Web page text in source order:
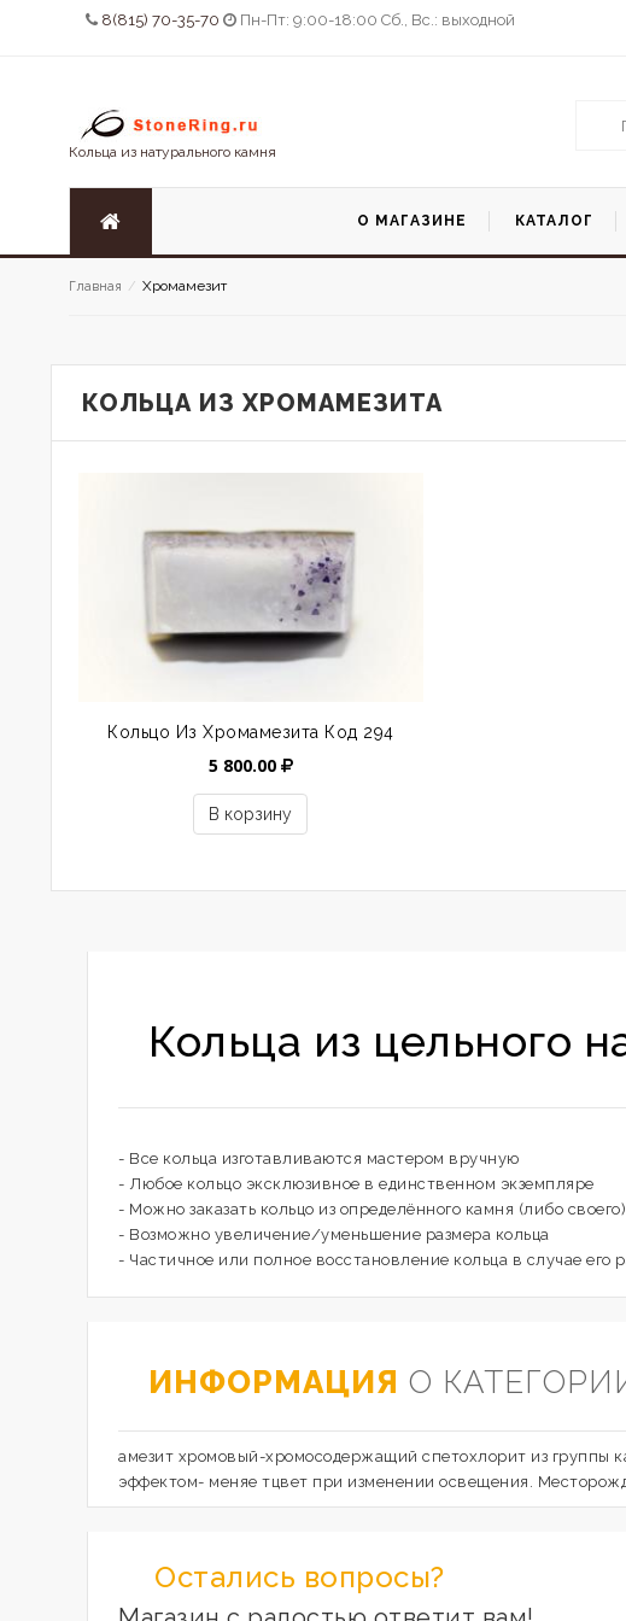
8(815) 70-35-70 Пн-Пт: 9:00-18:00 Сб., Вс.: выходной
Кольца из натурального камня
О МАГАЗИНЕ КАТАЛОГ
Главная / Хромамезит
КОЛЬЦА ИЗ ХРОМАМЕЗИТА
Кольцо Из Хромамезита Код 294
5 800.00
В корзину
Кольца из цельного
- Все кольца изготавливаются мастером вручную
- Любое кольцо эксклюзивное в единственном экземпляре
- Можно заказать кольцо из определённого камня (либо своего)
- Возможно увеличение/уменьшение размера кольца
- Частичное или полное восстановление кольца в случае его
ИНФОРМАЦИЯ О
амезит хромовый-хромосодержащий спетохлорит из группы
эффектом- меняе тцвет при изменении освещения.
Остались вопросы?